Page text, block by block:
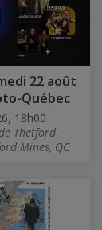
22 août
Québec
18h00
Thetford
Mines, QC